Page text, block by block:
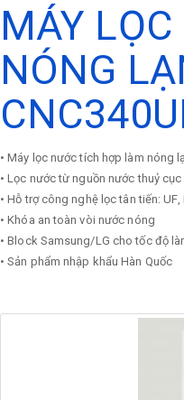
MÁY
NÓNG
• Máy lọc nước tích hợp làm nóng
• Lọc nước từ nguồn nước thuỷ
• Hỗ trợ công nghệ lọc tân tiến: UF,
• Khóa an toàn vòi nước nóng
• Block Samsung/LG cho tốc độ
• Sản phẩm nhập khẩu Hàn Quốc